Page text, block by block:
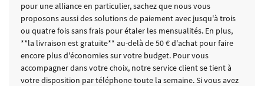
pour une alliance en particulier, sachez que nous vous
proposons aussi des solutions de paiement avec jusqu'à trois
ou quatre fois sans frais pour étaler les mensualités. En plus,
**la livraison est gratuite** au-delà de 50 € d'achat pour faire
encore plus d'économies sur votre budget. Pour vous
accompagner dans votre choix, notre service client se tient à
votre disposition par téléphone toute la semaine. Si vous avez